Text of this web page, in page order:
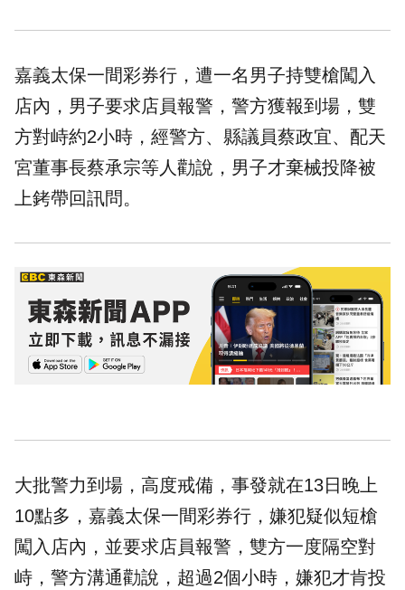
嘉義太保一間彩券行，遭一名男子持雙槍闖入
店內，男子要求店員報警，警方獲報到場，雙
方對峙約2小時，經警方、縣議員蔡政宜、配天
宮董事長蔡承宗等人勸說，男子才棄械投降被
上銬帶回訊問。
大批警力到場，高度戒備，事發就在13日晚上
10點多，嘉義太保一間彩券行，嫌犯疑似短槍
闖入店內，並要求店員報警，雙方一度隔空對
峙，警方溝通勸說，超過2個小時，嫌犯才肯投